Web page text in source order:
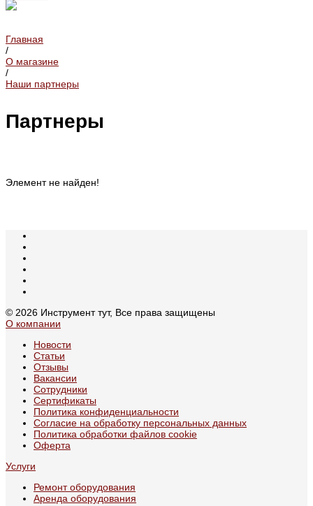
Главная
/
О магазине
/
Наши партнеры
Партнеры
Элемент не найден!
© 2026 Инструмент тут, Все права защищены
О компании
Новости
Статьи
Отзывы
Вакансии
Сотрудники
Сертификаты
Политика конфиденциальности
Согласие на обработку персональных данных
Политика обработки файлов cookie
Оферта
Услуги
Ремонт оборудования
Аренда оборудования